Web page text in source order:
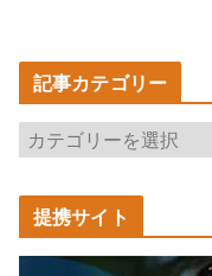
記事カテゴリー
記
事
カ
テ
ゴ
提携サイト